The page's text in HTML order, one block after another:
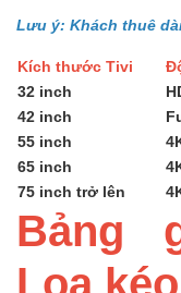
Lưu ý: Khách thuê
Kích thước Tivi
32 inch
42 inch
55 inch
65 inch
75 inch trở lên
Bảng
Loa kéo